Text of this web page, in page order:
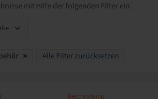
mit Hilfe der folgenden Filter ein.
Alle Filter zurücksetzen
Beschreibung